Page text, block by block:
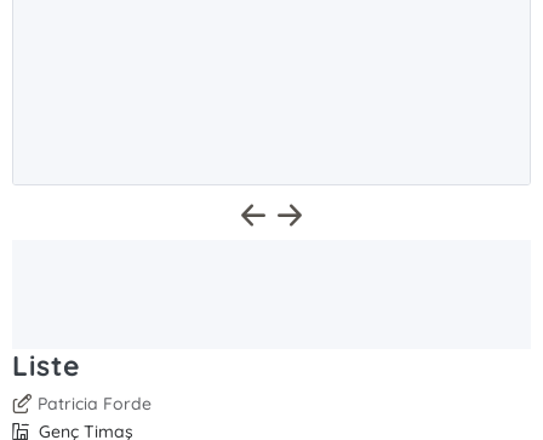
Liste
Patricia Forde
Genç Timaş